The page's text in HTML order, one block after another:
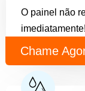
O painel não
imediatamente!
Chame